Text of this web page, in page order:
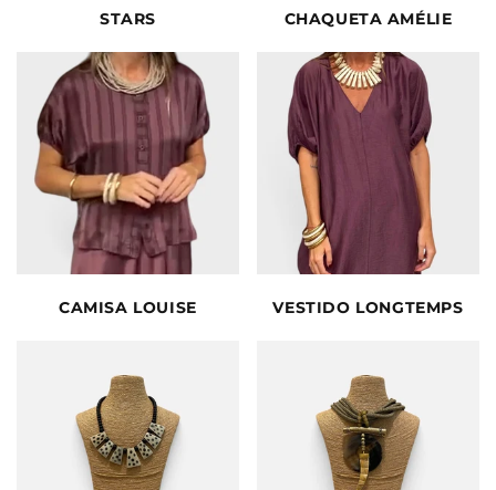
STARS
CHAQUETA AMÉLIE
CAMISA LOUISE VESTIDO LONGTEMPS